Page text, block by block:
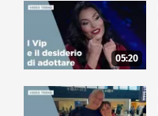
05:20